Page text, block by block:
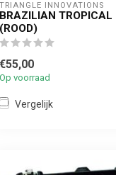
TRIANGLE INNOVATIONS
BRAZILIAN TROPICAL
(ROOD)
€55,00
Op voorraad
Vergelijk